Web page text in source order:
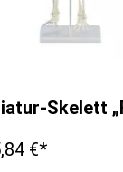
Skelett
€*